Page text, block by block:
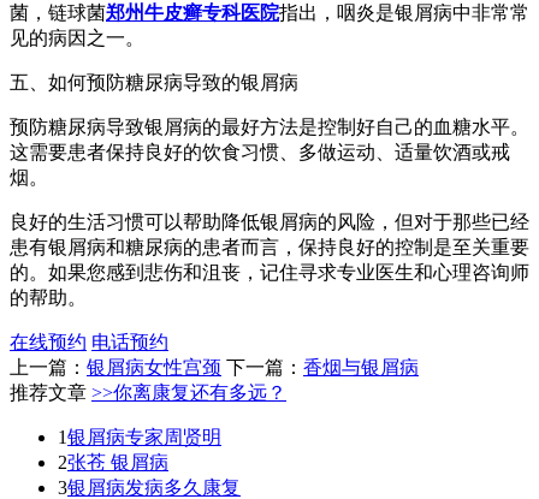
菌，链球菌郑州牛皮癣专科医院指出，咽炎是银屑病中非常常
见的病因之一。
五、如何预防糖尿病导致的银屑病
预防糖尿病导致银屑病的最好方法是控制好自己的血糖水平。
这需要患者保持良好的饮食习惯、多做运动、适量饮酒或戒
烟。
良好的生活习惯可以帮助降低银屑病的风险，但对于那些已经
患有银屑病和糖尿病的患者而言，保持良好的控制是至关重要
的。如果您感到悲伤和沮丧，记住寻求专业医生和心理咨询师
的帮助。
在线预约 电话预约
上一篇： 银屑病女性宫颈 下一篇： 香烟与银屑病
推荐文章 >>你离康复还有多远？
1银屑病专家周贤明
2张苍 银屑病
3银屑病发病多久康复